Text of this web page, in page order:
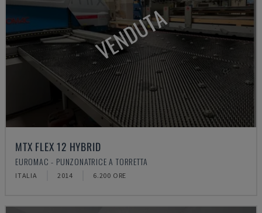
VENDUTA
MTX FLEX 12 HYBRID
EUROMAC - PUNZONATRICE A TORRETTA
ITALIA 2014 6.200 ORE